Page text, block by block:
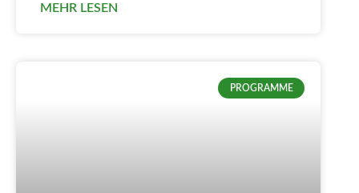
MEHR LESEN
PROGRAMME